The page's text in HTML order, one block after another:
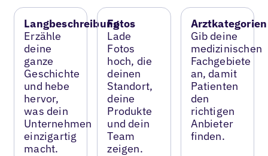
Langbeschreibung
Erzähle
deine
ganze
Geschichte
und hebe
hervor,
was dein
Unternehmen
einzigartig
macht.
Fotos
Lade
Fotos
hoch, die
deinen
Standort,
deine
Produkte
und dein
Team
zeigen.
Arztkategorien
Gib deine
medizinischen
Fachgebiete
an, damit
Patienten
den
richtigen
Anbieter
finden.